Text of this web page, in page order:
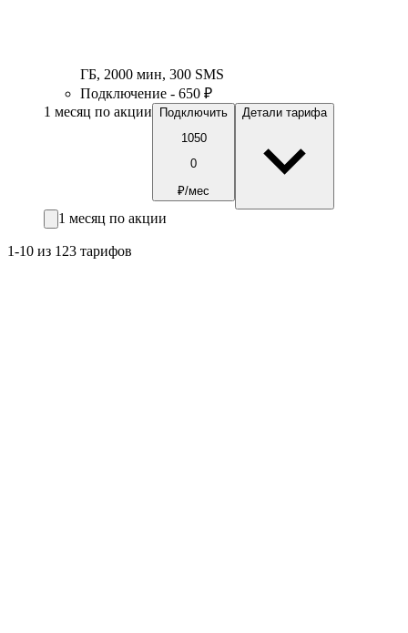
ГБ, 2000 мин, 300 SMS
Подключение - 650 ₽
1 месяц по акции
Подключить
1050
0
₽/мес
Детали тарифа
1 месяц по акции
1-10 из 123 тарифов